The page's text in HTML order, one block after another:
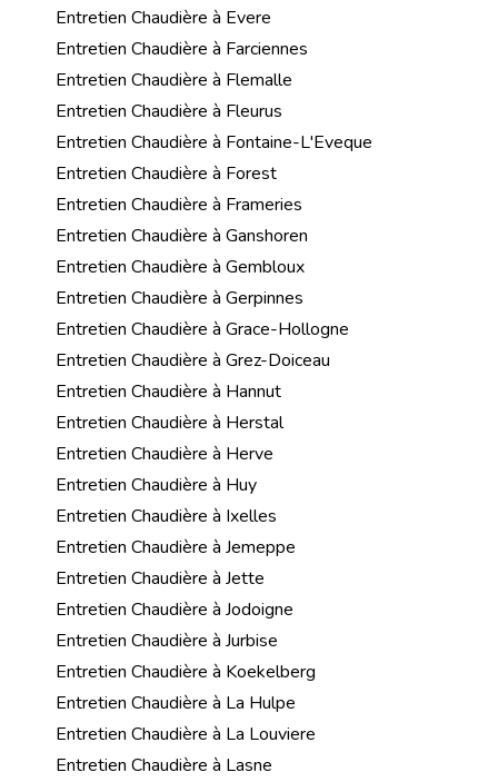
Entretien Chaudière à Evere
Entretien Chaudière à Farciennes
Entretien Chaudière à Flemalle
Entretien Chaudière à Fleurus
Entretien Chaudière à Fontaine-L'Eveque
Entretien Chaudière à Forest
Entretien Chaudière à Frameries
Entretien Chaudière à Ganshoren
Entretien Chaudière à Gembloux
Entretien Chaudière à Gerpinnes
Entretien Chaudière à Grace-Hollogne
Entretien Chaudière à Grez-Doiceau
Entretien Chaudière à Hannut
Entretien Chaudière à Herstal
Entretien Chaudière à Herve
Entretien Chaudière à Huy
Entretien Chaudière à Ixelles
Entretien Chaudière à Jemeppe
Entretien Chaudière à Jette
Entretien Chaudière à Jodoigne
Entretien Chaudière à Jurbise
Entretien Chaudière à Koekelberg
Entretien Chaudière à La Hulpe
Entretien Chaudière à La Louviere
Entretien Chaudière à Lasne